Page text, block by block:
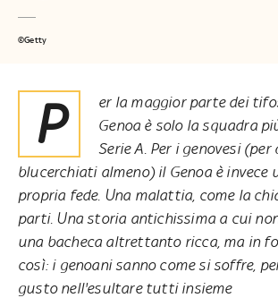
©Getty
Per la maggior parte dei tifosi italiani il
Genoa è solo la squadra
Serie A. Per i genovesi (per
blucerchiati almeno) il Genoa è invece
propria fede. Una malattia, come la
parti. Una storia antichissima a cui
una bacheca altrettanto ricca, ma in
così: i genoani sanno come si soffre,
gusto nell'esultare tutti insieme